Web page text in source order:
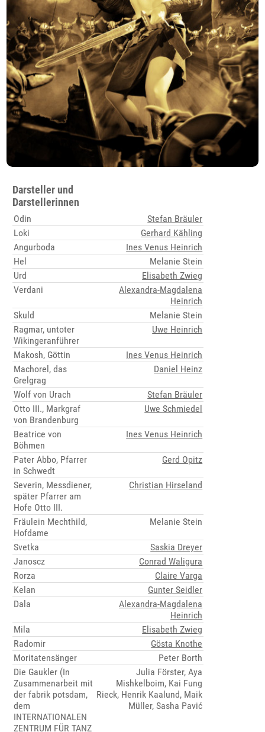
Darsteller und
Darstellerinnen
Odin
Stefan Bräuler
Loki
Gerhard Kähling
Angurboda
Ines Venus Heinrich
Hel
Melanie Stein
Urd
Elisabeth Zwieg
Verdani
Alexandra-Magdalena
Heinrich
Skuld
Melanie Stein
Ragmar, untoter
Wikingeranführer
Uwe Heinrich
Makosh, Göttin
Ines Venus Heinrich
Machorel, das
Grelgrag
Daniel Heinz
Wolf von Urach
Stefan Bräuler
Otto III., Markgraf
von Brandenburg
Uwe Schmiedel
Beatrice von
Böhmen
Ines Venus Heinrich
Pater Abbo, Pfarrer
in Schwedt
Gerd Opitz
Severin, Messdiener,
später Pfarrer am
Hofe Otto III.
Christian Hirseland
Fräulein Mechthild,
Hofdame
Melanie Stein
Svetka
Saskia Dreyer
Janoscz
Conrad Waligura
Rorza
Claire Varga
Kelan
Gunter Seidler
Dala
Alexandra-Magdalena
Heinrich
Mila
Elisabeth Zwieg
Radomir
Gösta Knothe
Moritatensänger
Peter Borth
Die Gaukler (In
Zusammenarbeit mit
der fabrik potsdam,
dem
INTERNATIONALEN
ZENTRUM FÜR TANZ
Julia Förster, Aya
Mishkelboim, Kai Fung
Rieck, Henrik Kaalund, Maik
Müller, Sasha Pavić